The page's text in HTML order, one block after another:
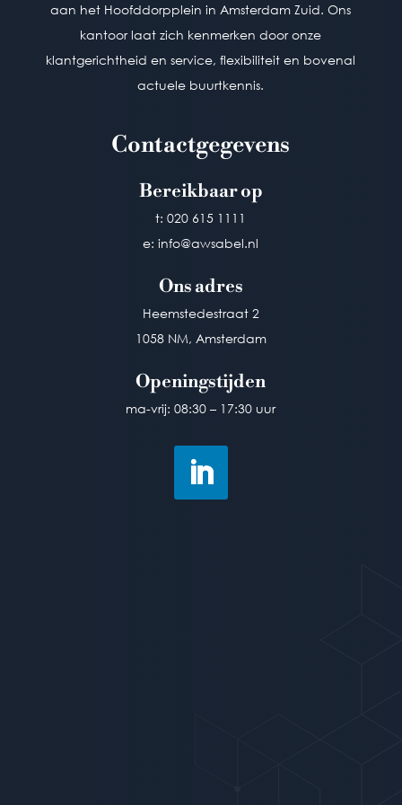
BTW: NL863321987B01 | KvK:84700068
Privacy voorwaarden |Disclaimer
Consumentenvoorwaarden
Contactgegevens
Bereikbaar op
t: 020 615 1111
e: info@awsabel.nl
Ons adres
Heemstedestraat 2
1058 NM, Amsterdam
Openingstijden
ma-vrij: 08:30 – 17:30 uur
aan het Hoofddorpplein in Amsterdam Zuid. Ons
kantoor laat zich kenmerken door onze
klantgerichtheid en service, flexibiliteit en bovenal
actuele buurtkennis.
Contactgegevens
Bereikbaar op
t: 020 615 1111
e: info@awsabel.nl
Ons adres
Heemstedestraat 2
1058 NM, Amsterdam
Openingstijden
ma-vrij: 08:30 – 17:30 uur